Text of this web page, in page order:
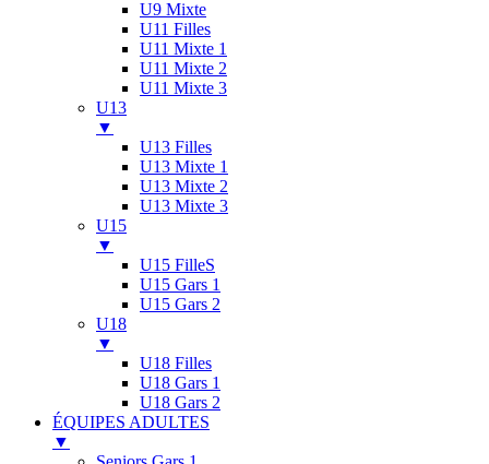
U9 Mixte
U11 Filles
U11 Mixte 1
U11 Mixte 2
U11 Mixte 3
U13
▼
U13 Filles
U13 Mixte 1
U13 Mixte 2
U13 Mixte 3
U15
▼
U15 FilleS
U15 Gars 1
U15 Gars 2
U18
▼
U18 Filles
U18 Gars 1
U18 Gars 2
ÉQUIPES ADULTES
▼